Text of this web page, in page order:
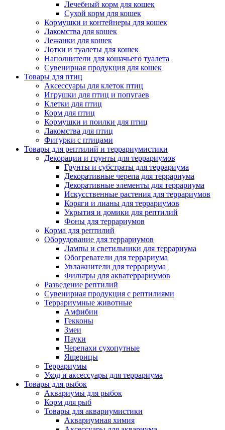
Лечебный корм для кошек
Сухой корм для кошек
Кормушки и контейнеры для кошек
Лакомства для кошек
Лежанки для кошек
Лотки и туалеты для кошек
Наполнители для кошачьего туалета
Сувенирная продукция для кошек
Товары для птиц
Аксессуары для клеток птиц
Игрушки для птиц и попугаев
Клетки для птиц
Корм для птиц
Кормушки и поилки для птиц
Лакомства для птиц
Фигурки с птицами
Товары для рептилий и террариумистики
Декорации и грунты для террариумов
Грунты и субстраты для террариума
Декоративные черепа для террариума
Декоративные элементы для террариума
Искусственные растения для террариумов
Коряги и лианы для террариумов
Укрытия и домики для рептилий
Фоны для террариумов
Корма для рептилий
Оборудование для террариумов
Лампы и светильники для террариума
Обогреватели для террариума
Увлажнители для террариума
Фильтры для акватеррариумов
Разведение рептилий
Сувенирная продукция с рептилиями
Террариумные животные
Амфибии
Гекконы
Змеи
Пауки
Черепахи сухопутные
Ящерицы
Террариумы
Уход и аксессуары для террариума
Товары для рыбок
Аквариумы для рыбок
Корм для рыб
Товары для аквариумистики
Аквариумная химия